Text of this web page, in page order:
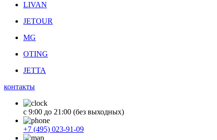
LIVAN
JETOUR
MG
OTING
JETTA
контакты
с 9:00 до 21:00 (без выходных)
+7 (495) 023-91-09